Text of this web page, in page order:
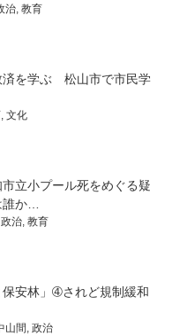
治, 教育
済を学ぶ 松山市で市民学
, 文化
立小プール死をめぐる疑
誰か…
政治, 教育
安林」➃されど規制緩和
山間 , 政治